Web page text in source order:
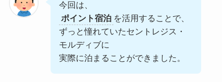
今回は、
ポイント宿泊 を活用することで、
ずっと憧れていたセントレジス・
モルディブに
実際に泊まることができました。